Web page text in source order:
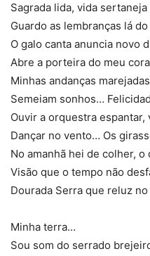
Carnaval 2016: Desfile da
Collyer/
Sagrada lida, vida sertaneja
Guardo as lembranças lá
O galo canta anuncia novo
Abre a porteira do meu
Minhas andanças
Semeiam sonhos…
Ouvir a orquestra espantar,
Dançar no vento… Os
No amanhã hei de colher,
Visão que o tempo não
Dourada Serra que reluz no
Minha terra…
Sou som do serrado